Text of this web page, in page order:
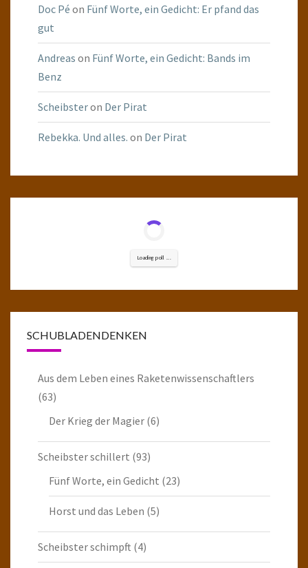
Doc Pé on Fünf Worte, ein Gedicht: Er pfand das
gut
Andreas on Fünf Worte, ein Gedicht: Bands im
Benz
Scheibsteron Der Pirat
Rebekka. Und alles. on Der Pirat
Loading poll ...
SCHUBLADENDENKEN
Aus dem Leben eines Raketenwissenschaftlers
(63)
Der Krieg der Magier (6)
Scheibster schillert (93)
Fünf Worte, ein Gedicht (23)
Horst und das Leben (5)
Scheibster schimpft (4)